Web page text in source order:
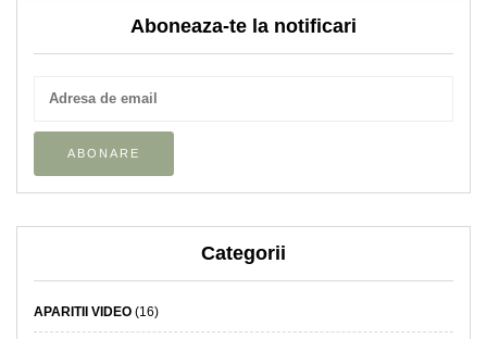
Aboneaza-te la notificari
Categorii
APARITII VIDEO (16)